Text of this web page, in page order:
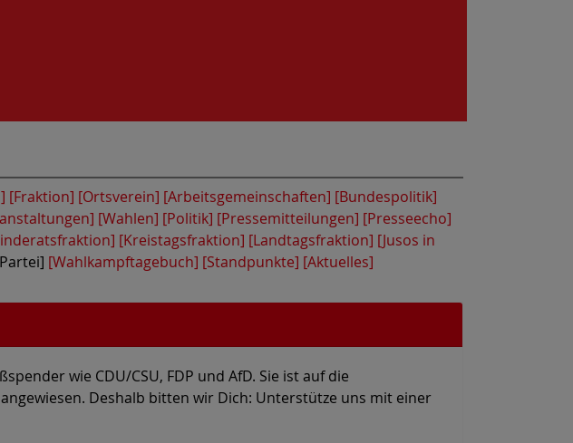
[Fraktion] [Ortsverein] [Arbeitsgemeinschaften] [Bundespolitik]
[Wahlen] [Politik] [Pressemitteilungen] [Presseecho]
[Kreistagsfraktion] [Landtagsfraktion] [Jusos in
[Wahlkampftagebuch] [Standpunkte] [Aktuelles]
wie CDU/CSU, FDP und AfD. Sie ist auf die
Deshalb bitten wir Dich: Unterstütze uns mit einer